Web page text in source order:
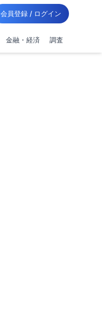
会員登録 / ログイン
金融・経済 調査